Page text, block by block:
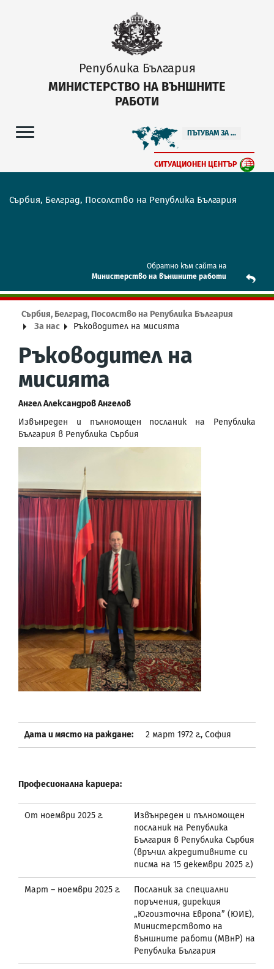
Република България
МИНИСТЕРСТВО НА ВЪНШНИТЕ
РАБОТИ
ПЪТУВАМ ЗА ...
СИТУАЦИОНЕН ЦЕНТЪР
Сърбия, Белград, Посолство на Република България
Обратно към сайта на
Mинистерство на външните работи
Сърбия, Белград, Посолство на Република България
За нас
Ръководител на мисията
Ръководител на
мисията
Ангел Александров Ангелов
Извънреден и пълномощен посланик на Република
България в Република Сърбия
Дата и място на раждане: 2 март 1972 г., София
Професионална кариера:
От ноември 2025 г.
Извънреден и пълномощен
посланик на Република
България в Република Сърбия
(връчил акредитивните си
писма на 15 декември 2025 г.)
Март – ноември 2025 г.
Посланик за специални
поръчения, дирекция
„Югоизточна Европа” (ЮИЕ),
Министерството на
външните работи (МВнР) на
Република България